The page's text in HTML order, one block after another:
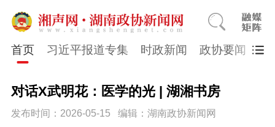
首页 习近平报道专集 时政新闻 政协要闻 市
对话X武明花：医学的光 | 湖湘书房
发布时间：2026-05-15 编辑：湖南政协新闻网